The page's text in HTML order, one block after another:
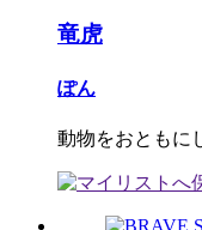
竜虎
ぽん
動物をおともに